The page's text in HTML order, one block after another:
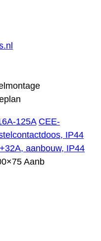
125A CEE-
IP44
aanbouw, IP44
Aanb